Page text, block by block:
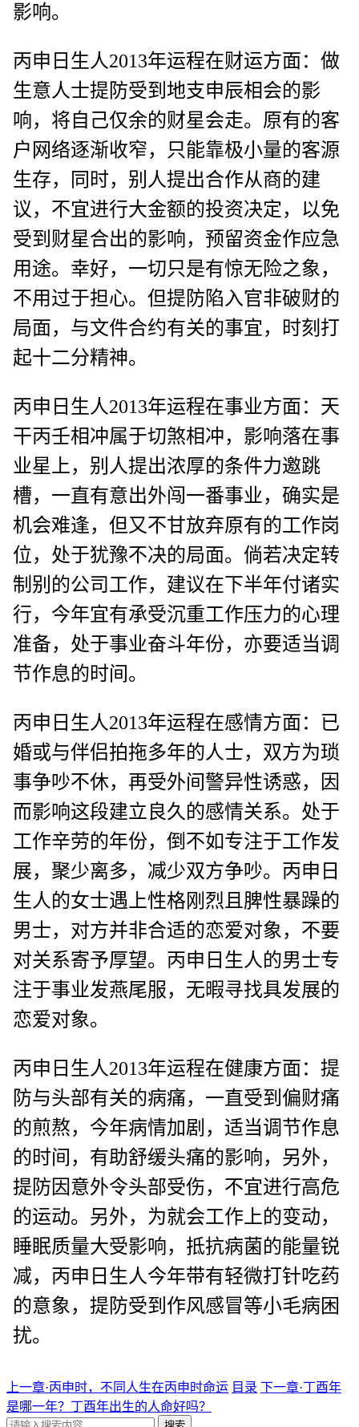
影响。
丙申日生人2013年运程在财运方面：做
生意人士提防受到地支申辰相会的影
响，将自己仅余的财星会走。原有的客
户网络逐渐收窄，只能靠极小量的客源
生存，同时，别人提出合作从商的建
议，不宜进行大金额的投资决定，以免
受到财星合出的影响，预留资金作应急
用途。幸好，一切只是有惊无险之象，
不用过于担心。但提防陷入官非破财的
局面，与文件合约有关的事宜，时刻打
起十二分精神。
丙申日生人2013年运程在事业方面：天
干丙壬相冲属于切煞相冲，影响落在事
业星上，别人提出浓厚的条件力邀跳
槽，一直有意出外闯一番事业，确实是
机会难逢，但又不甘放弃原有的工作岗
位，处于犹豫不决的局面。倘若决定转
制别的公司工作，建议在下半年付诸实
行，今年宜有承受沉重工作压力的心理
准备，处于事业奋斗年份，亦要适当调
节作息的时间。
丙申日生人2013年运程在感情方面：已
婚或与伴侣拍拖多年的人士，双方为琐
事争吵不休，再受外间警异性诱惑，因
而影响这段建立良久的感情关系。处于
工作辛劳的年份，倒不如专注于工作发
展，聚少离多，减少双方争吵。丙申日
生人的女士遇上性格刚烈且脾性暴躁的
男士，对方并非合适的恋爱对象，不要
对关系寄予厚望。丙申日生人的男士专
注于事业发燕尾服，无暇寻找具发展的
恋爱对象。
丙申日生人2013年运程在健康方面：提
防与头部有关的病痛，一直受到偏财痛
的煎熬，今年病情加剧，适当调节作息
的时间，有助舒缓头痛的影响，另外，
提防因意外令头部受伤，不宜进行高危
的运动。另外，为就会工作上的变动，
睡眠质量大受影响，抵抗病菌的能量锐
减，丙申日生人今年带有轻微打针吃药
的意象，提防受到作风感冒等小毛病困
扰。
上一章·丙申时，不同人生在丙申时命运 目录 下一章·丁酉年
是哪一年？丁酉年出生的人命好吗？